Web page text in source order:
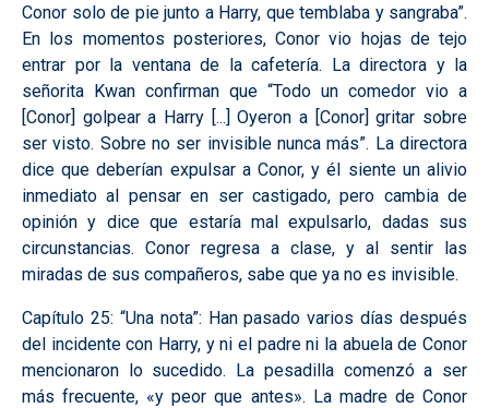
Conor solo de pie junto a Harry, que temblaba y sangraba”.
En los momentos posteriores, Conor vio hojas de tejo
entrar por la ventana de la cafetería. La directora y la
señorita Kwan confirman que “Todo un comedor vio a
[Conor] golpear a Harry [...] Oyeron a [Conor] gritar sobre
ser visto. Sobre no ser invisible nunca más”. La directora
dice que deberían expulsar a Conor, y él siente un alivio
inmediato al pensar en ser castigado, pero cambia de
opinión y dice que estaría mal expulsarlo, dadas sus
circunstancias. Conor regresa a clase, y al sentir las
miradas de sus compañeros, sabe que ya no es invisible.
Capítulo 25: “Una nota”: Han pasado varios días después
del incidente con Harry, y ni el padre ni la abuela de Conor
mencionaron lo sucedido. La pesadilla comenzó a ser
más frecuente, «y peor que antes». La madre de Conor